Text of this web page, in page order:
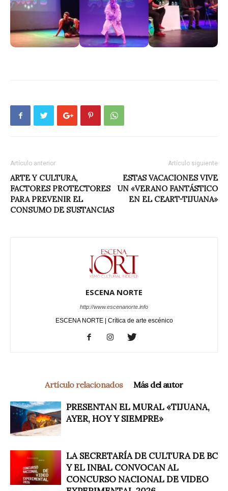
Artículo anterior
ARTE Y CULTURA,
FACTORES PROTECTORES
PARA PREVENIR EL
CONSUMO DE SUSTANCIAS
Artículo siguiente
ESTAS VACACIONES VIVE
UN «VERANO FANTÁSTICO
EN EL CEART-TIJUANA»
ESCENA NORTE
http://www.escenanorte.info
ESCENA NORTE | Crítica de arte escénico
Artículo relacionados Más del autor
PRESENTAN EL MURAL «TIJUANA,
AYER, HOY Y SIEMPRE»
LA SECRETARÍA DE CULTURA DE BC
Y EL INBAL CONVOCAN AL
CONCURSO NACIONAL DE VIDEO